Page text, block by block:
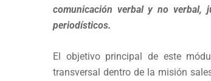
comunicación verbal y no verbal,
periodísticos.
El objetivo principal de este
transversal dentro de la misión